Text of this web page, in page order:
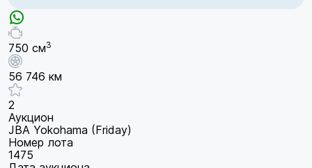
750 см3
56 746 км
2
Аукцион
JBA Yokohama (Friday)
Номер лота
1475